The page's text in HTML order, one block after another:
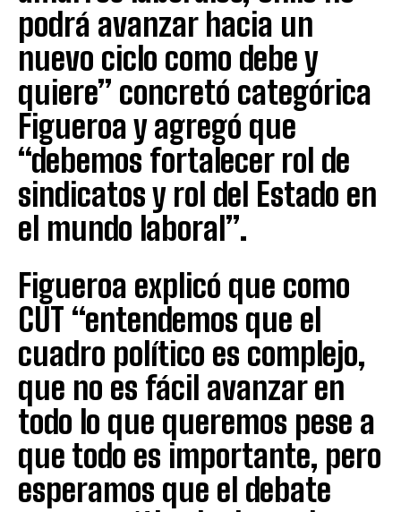
podrá avanzar hacia un
nuevo ciclo como debe y
quiere” concretó categórica
Figueroa y agregó que
“debemos fortalecer rol de
sindicatos y rol del Estado en
el mundo laboral”.
Figueroa explicó que como
CUT “entendemos que el
cuadro político es complejo,
que no es fácil avanzar en
todo lo que queremos pese a
que todo es importante, pero
esperamos que el debate